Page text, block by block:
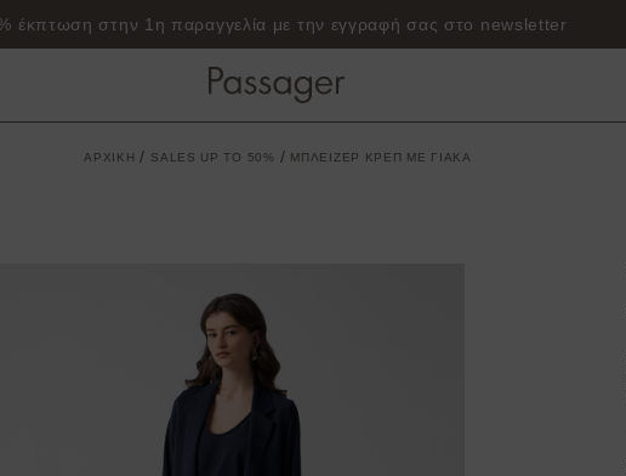
έκπτωση στην 1η παραγγελία με την εγγραφή σας στο newsletter
ΑΡΧΙΚΗ / SALES UP TO 50% / ΜΠΛΕΙΖΕΡ ΚΡΕΠ ΜΕ ΓΙΑΚΑ